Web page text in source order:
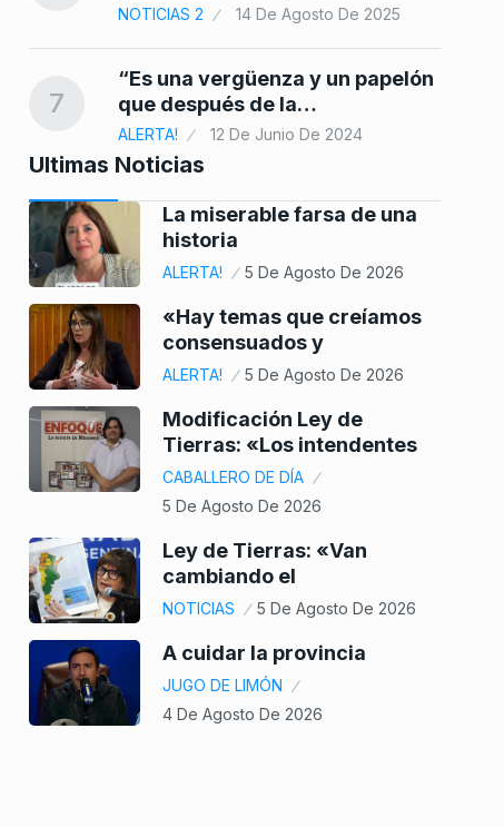
NOTICIAS 2 14 De Agosto De 2025
7
“Es una vergüenza y un papelón
que después de la…
ALERTA! 12 De Junio De 2024
Ultimas Noticias
La miserable farsa de una
historia
ALERTA! 5 De Agosto De 2026
«Hay temas que creíamos
consensuados y
ALERTA! 5 De Agosto De 2026
Modificación Ley de
Tierras: «Los intendentes
CABALLERO DE DÍA
5 De Agosto De 2026
Ley de Tierras: «Van
cambiando el
NOTICIAS 5 De Agosto De 2026
A cuidar la provincia
JUGO DE LIMÓN
4 De Agosto De 2026